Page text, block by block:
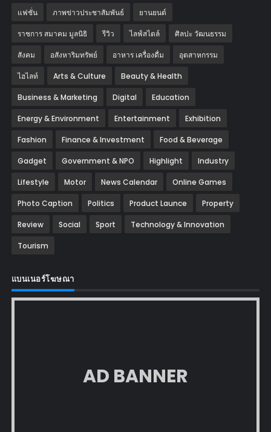
แฟชั่น ภาพข่าวประชาสัมพันธ์ ‎ยานยนต์‎
ราชการ สมาคม มูลนิธิ รีวิว ไลฟ์สไตล์ ศิลปะ วัฒนธรรม
สังคม อสังหาริมทรัพย์ อาหาร เครื่องดื่ม อุตสาหกรรม
ไฮไลท์ Arts & Culture Beauty & Health
Business & Marketing Digital Education
Energy & Environment Entertainment Exhibition
Fashion Finance & Investment Food & Beverage
Gadget Government & NPO Highlight Industry
Lifestyle Motor News Calendar Online Games
Photo Caption Politics Product Launce Property
Review Social Sport Technology & Innovation
Tourism
แบนเนอร์โฆษณา
AD BANNER